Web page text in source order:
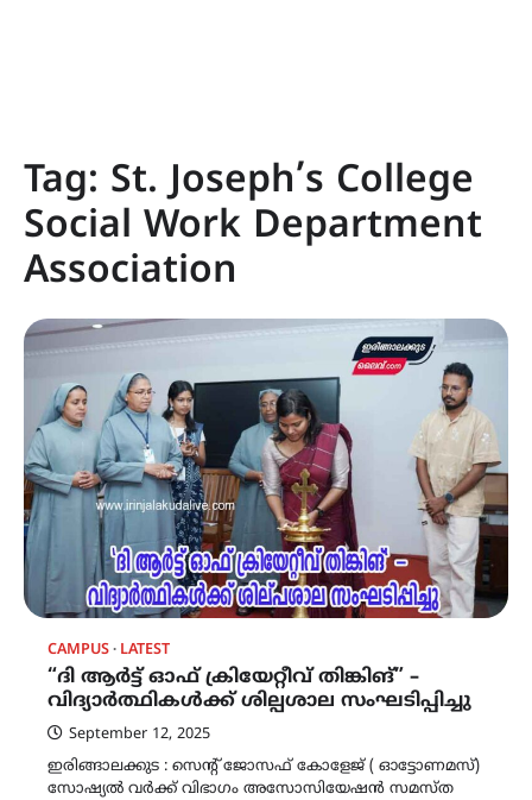
Tag: St. Joseph’s College
Social Work Department
Association
CAMPUS LATEST
“ദി ആർട്ട് ഓഫ് ക്രിയേറ്റീവ് തിങ്കിങ്” –
വിദ്യാർത്ഥികൾക്ക് ശില്പശാല സംഘടിപ്പിച്ചു
September 12, 2025
ഇരിങ്ങാലക്കുട : സെന്റ് ജോസഫ് കോളേജ് ( ഓട്ടോണമസ്)
സോഷ്യൽ വർക്ക് വിഭാഗം അസോസിയേഷൻ സമസ്ത